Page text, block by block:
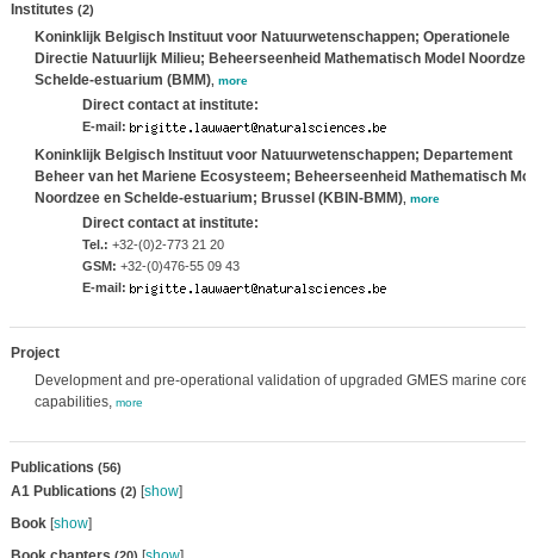
Institutes (2)
Koninklijk Belgisch Instituut voor Natuurwetenschappen; Operationele
Directie Natuurlijk Milieu; Beheerseenheid Mathematisch Model
Schelde-estuarium (BMM), more
Direct contact at institute:
E-mail:
Koninklijk Belgisch Instituut voor Natuurwetenschappen; Departement
Beheer van het Mariene Ecosysteem; Beheerseenheid Mathematisch
Noordzee en Schelde-estuarium; Brussel (KBIN-BMM), more
Direct contact at institute:
Tel.: +32-(0)2-773 21 20
GSM: +32-(0)476-55 09 43
E-mail:
Project
Development and pre-operational validation of upgraded GMES marine core
capabilities, more
Publications (56)
A1 Publications (2) [show]
Book[show]